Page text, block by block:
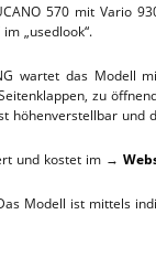
570 mit Vario
„usedlook“.
wartet das Modell
zu
höhenverstellbar und
und kostet im →
Modell ist mittels